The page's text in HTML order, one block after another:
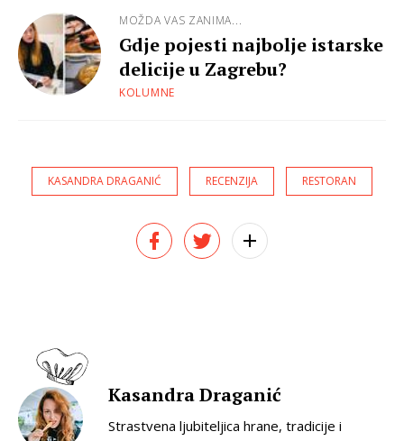
MOŽDA VAS ZANIMA...
Gdje pojesti najbolje istarske
delicije u Zagrebu?
KOLUMNE
KASANDRA DRAGANIĆ RECENZIJA RESTORAN
Kasandra Draganić
Strastvena ljubiteljica hrane, tradicije i